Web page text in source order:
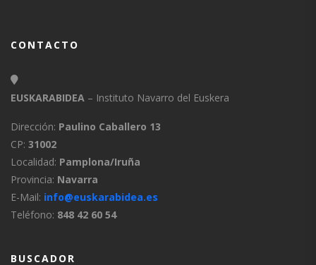
CONTACTO
EUSKARABIDEA – Instituto Navarro del Euskera
Dirección: Paulino Caballero 13
CP: 31002
Localidad: Pamplona/Iruña
Provincia: Navarra
E-Mail: info@euskarabidea.es
Teléfono: 848 42 60 54
BUSCADOR